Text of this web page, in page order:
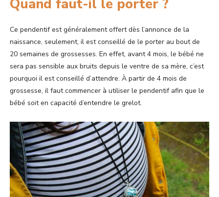
Quand faut-il le porter ?
Ce pendentif est généralement offert dès l’annonce de la
naissance, seulement, il est conseillé de le porter au bout de
20 semaines de grossesses. En effet, avant 4 mois, le bébé ne
sera pas sensible aux bruits depuis le ventre de sa mère, c’est
pourquoi il est conseillé d’attendre. À partir de 4 mois de
grossesse, il faut commencer à utiliser le pendentif afin que le
bébé soit en capacité d’entendre le grelot.